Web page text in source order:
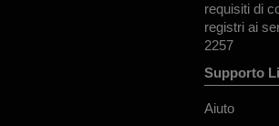
requisiti di
registri ai
2257
Supporto
Aiuto